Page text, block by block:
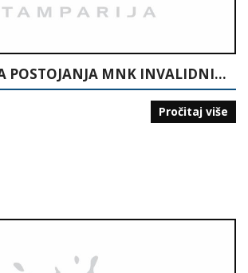
DESET GODINA POSTOJANJA MNK INVALIDNIH LICA “15. MAJ” TUZLA: POČECI MALOG NOGOMETA ZA INVALIDNA LICA U BIH: 1995-2005
Pročitaj više